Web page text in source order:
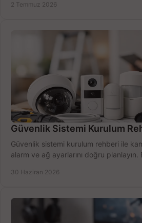
2 Temmuz 2026
Güvenlik Sistemi Kurulum
Güvenlik sistemi kurulum rehberi ile
alarm ve ağ ayarlarını doğru
30 Haziran 2026